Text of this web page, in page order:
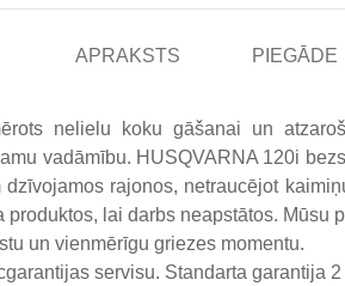
APRAKSTS PIEGĀDE
nelielu koku gāšanai un
vadāmību. HUSQVARNA 120i
rajonos, netraucējot
lai darbs neapstātos.
un vienmērīgu griezes momentu.
servisu. Standarta garantija